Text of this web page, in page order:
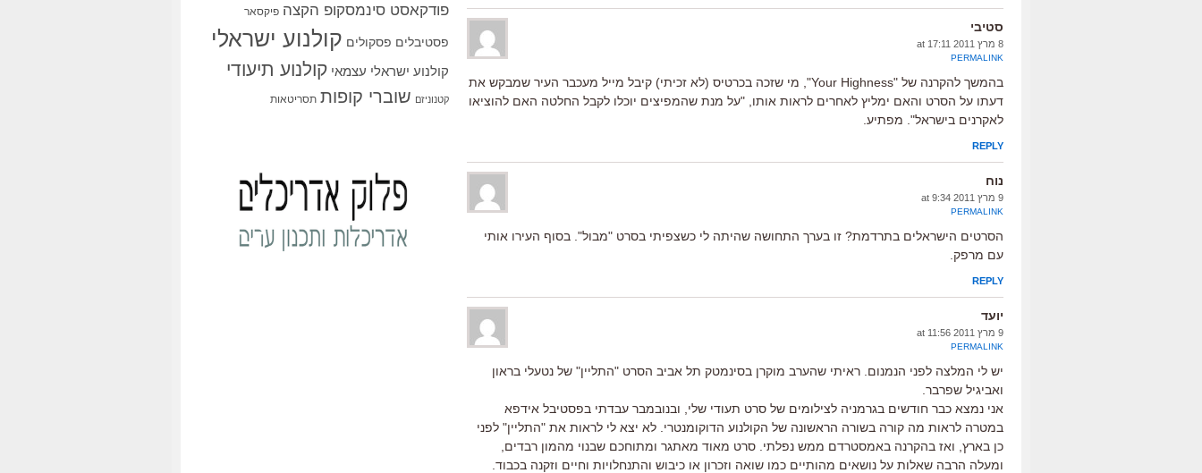
סטיבי
8 מרץ 2011 at 17:11
PERMALINK
בהמשך להקרנה של "Your Highness", מי שזכה בכרטיס (לא זכיתי) קיבל מייל מעכבר העיר שמבקש את
דעתו על הסרט והאם ימליץ לאחרים לראות אותו, "על מנת שהמפיצים יוכלו לקבל החלטה האם להוציאו
לאקרנים בישראל". מפתיע.
REPLY
נוח
9 מרץ 2011 at 9:34
PERMALINK
הסרטים הישראלים בתרדמת? זו בערך התחושה שהיתה לי כשצפיתי בסרט "מבול". בסוף העירו אותי
עם מרפק.
REPLY
יועד
9 מרץ 2011 at 11:56
PERMALINK
יש לי המלצה לפני הנמנום. ראיתי שהערב מוקרן בסינמטק תל אביב הסרט "התליין" של נטעלי בראון
ואביגיל שפרבר.
אני נמצא כבר חודשים בגרמניה לצילומים של סרט תעודי שלי, ובנובמבר עבדתי בפסטיבל אידפא
במטרה לראות מה קורה בשורה הראשונה של הקולנוע הדוקומנטרי. לא יצא לי לראות את "התליין" לפני
כן בארץ, ואז בהקרנה באמסטרדם ממש נפלתי. סרט מאוד מאתגר ומתוחכם שבנוי מהמון רבדים,
ומעלה הרבה שאלות על נושאים מהותיים כמו שואה וזכרון או כיבוש והתנחלויות וחיים וזקנה בכבוד.
פודקאסט סינמסקופ הקצה פיקסאר
פסטיבלים פסקולים קולנוע ישראלי
קולנוע ישראלי עצמאי קולנוע תיעודי
קטנוניזם שוברי קופות תסריטאות